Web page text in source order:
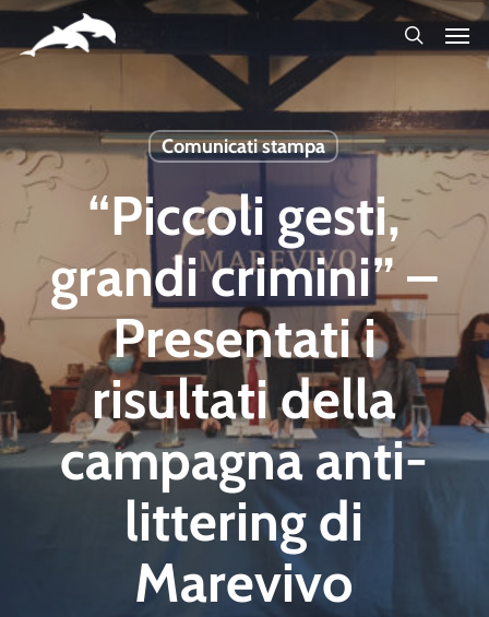
Skip
to
content
Comunicati stampa
“Piccoli gesti,
grandi crimini” –
Presentati i
risultati della
campagna anti-
littering di
Marevivo